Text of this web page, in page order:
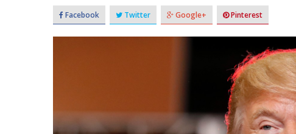
Facebook Twitter Google+ Pinterest